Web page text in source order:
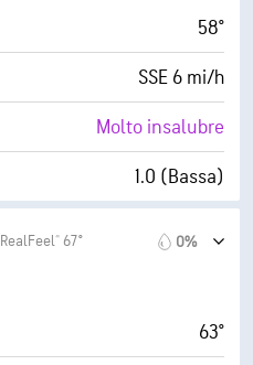
0%
6 mi
30000 ft
58°
SSE 6 mi/h
Molto insalubre
1.0 (Bassa)
32° F
RealFeel® 67° 0%
63°